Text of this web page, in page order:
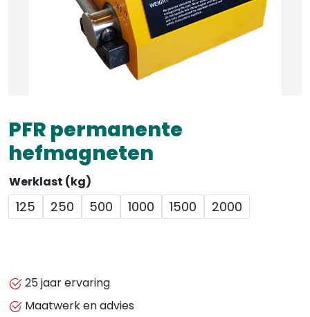
PFR permanente
hefmagneten
Werklast (kg)
125 250 500 1000 1500 2000
25 jaar ervaring
Maatwerk en advies